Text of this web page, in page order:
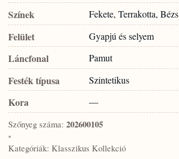
Színek Fekete, Terrakotta, Bézs
Felület Gyapjú és selyem
Láncfonal Pamut
Festék típusa Szintetikus
Kora —
Szőnyeg száma: 202600105
•
Kategóriák: Klasszikus Kollekció